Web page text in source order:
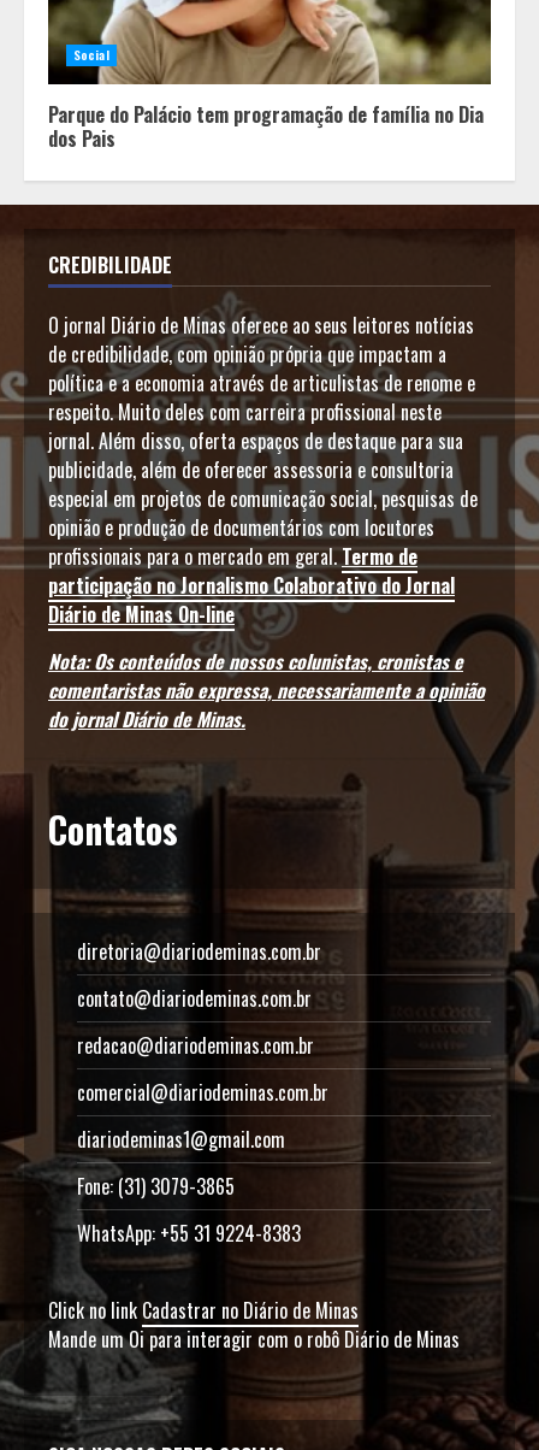
Social
Parque do Palácio tem programação de família no Dia
dos Pais
CREDIBILIDADE
O jornal Diário de Minas oferece ao seus leitores notícias
de credibilidade, com opinião própria que impactam a
política e a economia através de articulistas de renome e
respeito. Muito deles com carreira profissional neste
jornal. Além disso, oferta espaços de destaque para sua
publicidade, além de oferecer assessoria e consultoria
especial em projetos de comunicação social, pesquisas de
opinião e produção de documentários com locutores
profissionais para o mercado em geral.Termo de
participação no Jornalismo Colaborativo do Jornal
Diário de Minas On-line
Nota: Os conteúdos de nossos colunistas, cronistas e
comentaristas não expressa, necessariamente a opinião
do jornal Diário de Minas.
Contatos
diretoria@diariodeminas.com.br
contato@diariodeminas.com.br
redacao@diariodeminas.com.br
comercial@diariodeminas.com.br
diariodeminas1@gmail.com
Fone: (31) 3079-3865
WhatsApp: +55 31 9224-8383
Click no link Cadastrar no Diário de Minas
Mande um Oi para interagir com o robô Diário de Minas